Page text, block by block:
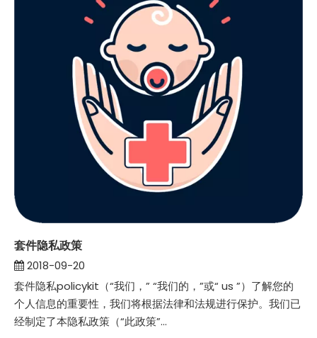
套件隐私政策
2018-09-20
套件隐私policykit（“我们，” “我们的，”或“ us ”）了解您的
个人信息的重要性，我们将根据法律和法规进行保护。我们已
经制定了本隐私政策（“此政策”...